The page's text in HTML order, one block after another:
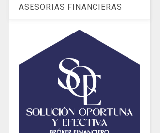
ASESORIAS FINANCIERAS